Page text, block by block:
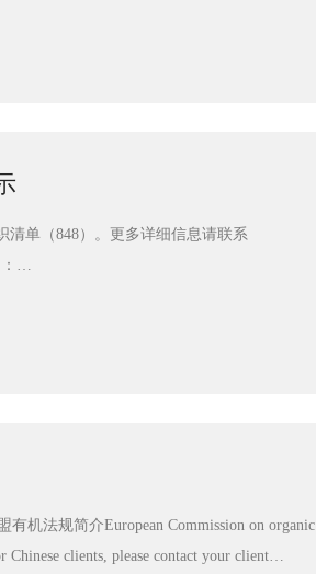
清单（848）。更多详细信息请联系
有机法规简介European Commission on organic
clients, please contact your client